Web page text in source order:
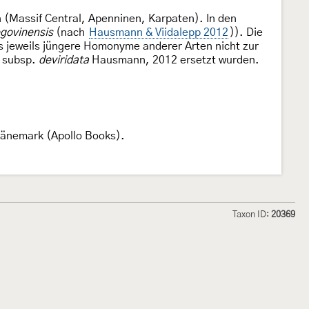
Central, Apenninen, Karpaten). In den
(nach Hausmann & Viidalepp 2012 )). Die
jeweils jüngere Homonyme anderer Arten nicht zur
subsp. deviridataHausmann, 2012 ersetzt wurden.
(Apollo Books).
Taxon ID: 20369